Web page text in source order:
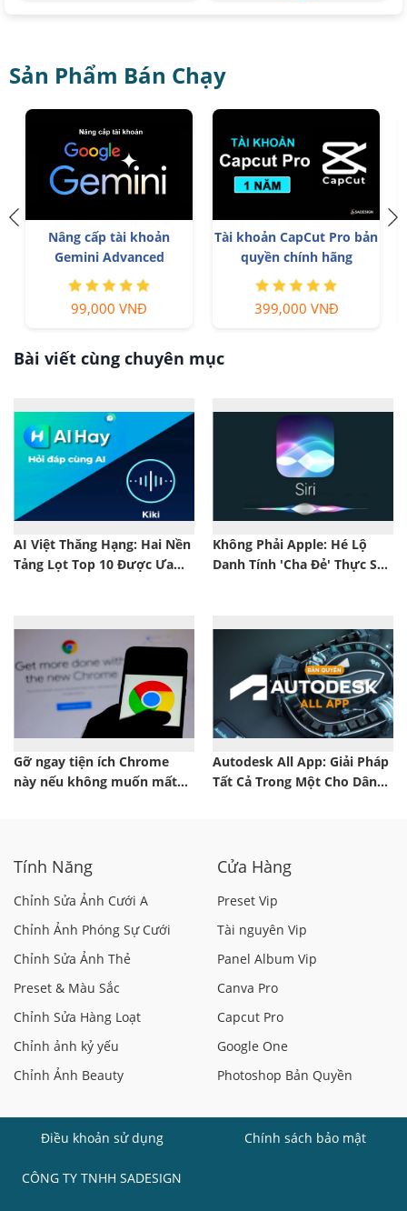
Sản Phẩm Bán Chạy
Nâng cấp tài khoản
Gemini Advanced
99,000 VNĐ
Tài khoản CapCut Pro bản
quyền chính hãng
399,000 VNĐ
Bài viết cùng chuyên mục
AI Việt Thăng Hạng: Hai Nền
Tảng Lọt Top 10 Được Ưa
Không Phải Apple: Hé Lộ
Danh Tính 'Cha Đẻ' Thực Sự
Gỡ ngay tiện ích Chrome
này nếu không muốn mất
Autodesk All App: Giải Pháp
Tất Cả Trong Một Cho Dân
Tính Năng
Chỉnh Sửa Ảnh Cưới A
Chỉnh Ảnh Phóng Sự Cưới
Chỉnh Sửa Ảnh Thẻ
Preset & Màu Sắc
Chỉnh Sửa Hàng Loạt
Chỉnh ảnh kỷ yếu
Chỉnh Ảnh Beauty
Cửa Hàng
Preset Vip
Tài nguyên Vip
Panel Album Vip
Canva Pro
Capcut Pro
Google One
Photoshop Bản Quyền
Điều khoản sử dụng Chính sách bảo mật
CÔNG TY TNHH SADESIGN